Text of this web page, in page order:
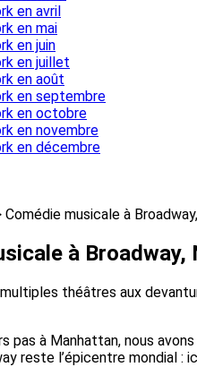
en avril
en mai
en juin
en juillet
en août
en septembre
en octobre
en novembre
en décembre
Comédie musicale à
à
théâtres aux
pas à Manhattan, nous
reste l’épicentre mondial :